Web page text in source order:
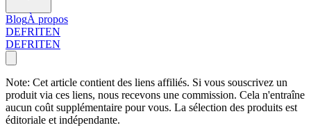
BlogÀ propos
DEFRITEN
DEFRITEN
Note: Cet article contient des liens affiliés. Si vous souscrivez un
produit via ces liens, nous recevons une commission. Cela n'entraîne
aucun coût supplémentaire pour vous. La sélection des produits est
éditoriale et indépendante.